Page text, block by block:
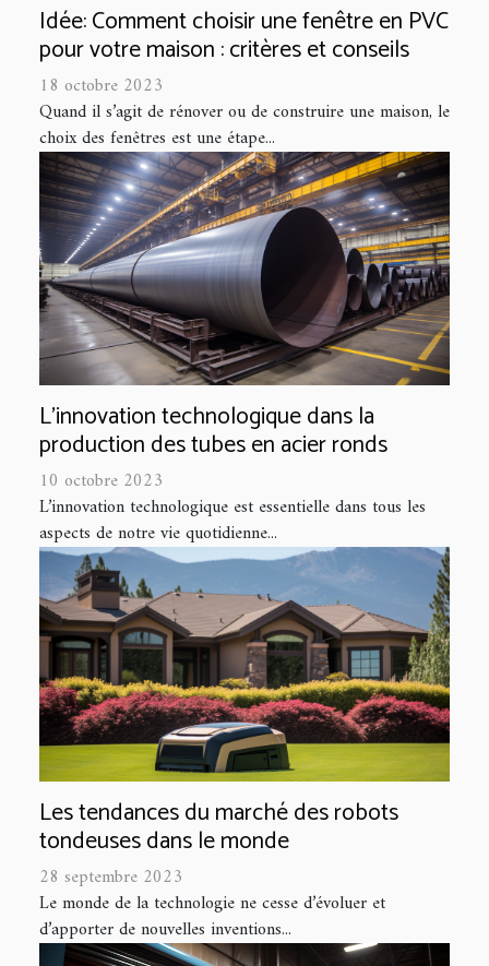
Idée: Comment choisir une fenêtre en PVC
pour votre maison : critères et conseils
18 octobre 2023
Quand il s’agit de rénover ou de construire une maison, le
choix des fenêtres est une étape...
L'innovation technologique dans la
production des tubes en acier ronds
10 octobre 2023
L’innovation technologique est essentielle dans tous les
aspects de notre vie quotidienne...
Les tendances du marché des robots
tondeuses dans le monde
28 septembre 2023
Le monde de la technologie ne cesse d’évoluer et
d’apporter de nouvelles inventions...